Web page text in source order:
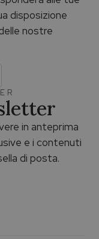
disposizione
nostre
in anteprima
e i contenuti
di posta.